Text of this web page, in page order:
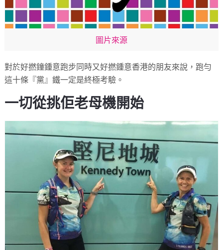
圖片來源
對於好撚鐘鍾意跑步同時又好撚鍾意香港的朋友來說，跑勻
這十條『黨』鐵一定是終極考驗。
一切從挑佢老母機開始